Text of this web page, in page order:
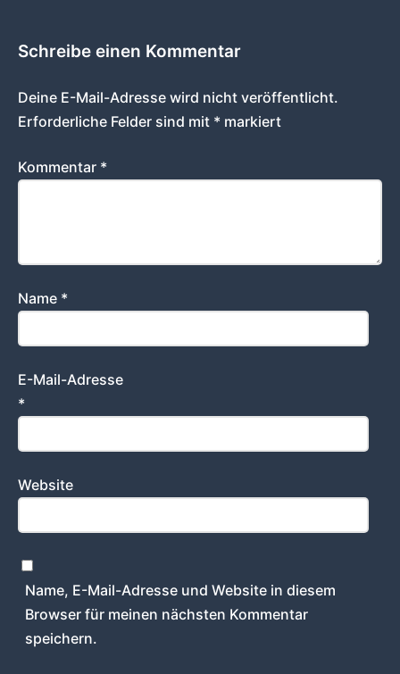
Schreibe einen Kommentar
Deine E-Mail-Adresse wird nicht veröffentlicht.
Erforderliche Felder sind mit * markiert
Kommentar *
Name *
E-Mail-Adresse
*
Website
Name, E-Mail-Adresse und Website in diesem
Browser für meinen nächsten Kommentar
speichern.